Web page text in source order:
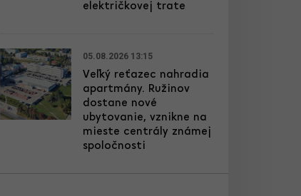
električkovej trate
05.08.2026 13:15
Veľký reťazec nahradia
apartmány. Ružinov
dostane nové
ubytovanie, vznikne na
mieste centrály známej
spoločnosti